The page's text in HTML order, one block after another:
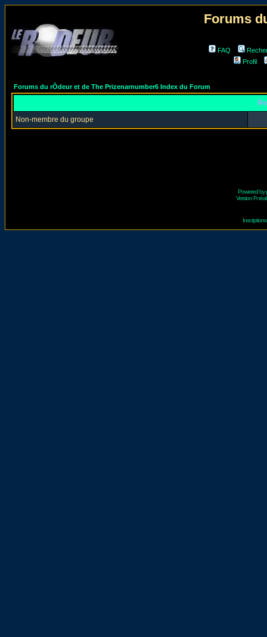
Forums
FAQ
Profil
Forums du rÔdeur et de The Prizenarnumber6 Index du Forum
Non-membre du groupe
Powered by
Version Fr